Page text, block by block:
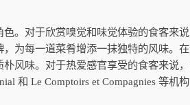
。对于欣赏嗅觉和味觉体验的食客来
为每一道菜肴增添一抹独特的风味
风味。对于热爱感官享受的食客来
Le Comptoirs et Compagnies 等机